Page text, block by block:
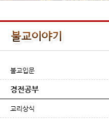
불교입문
경전공부
교리상식